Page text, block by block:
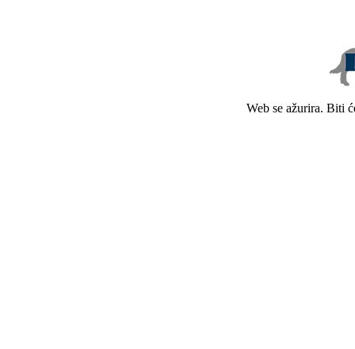
Web se ažurira. Biti